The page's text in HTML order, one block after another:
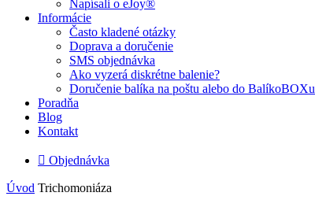
Napísali o eJoy®
Informácie
Často kladené otázky
Doprava a doručenie
SMS objednávka
Ako vyzerá diskrétne balenie?
Doručenie balíka na poštu alebo do BalíkoBOXu
Poradňa
Blog
Kontakt
 Objednávka
Úvod Trichomoniáza